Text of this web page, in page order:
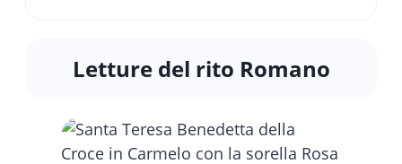
Letture del rito Romano